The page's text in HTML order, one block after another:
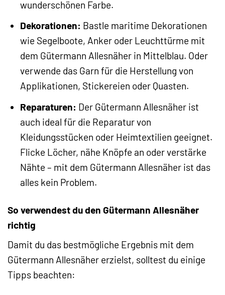
wunderschönen Farbe.
Dekorationen: Bastle maritime Dekorationen
wie Segelboote, Anker oder Leuchttürme mit
dem Gütermann Allesnäher in Mittelblau. Oder
verwende das Garn für die Herstellung von
Applikationen, Stickereien oder Quasten.
Reparaturen: Der Gütermann Allesnäher ist
auch ideal für die Reparatur von
Kleidungsstücken oder Heimtextilien geeignet.
Flicke Löcher, nähe Knöpfe an oder verstärke
Nähte – mit dem Gütermann Allesnäher ist das
alles kein Problem.
So verwendest du den Gütermann Allesnäher
richtig
Damit du das bestmögliche Ergebnis mit dem
Gütermann Allesnäher erzielst, solltest du einige
Tipps beachten: